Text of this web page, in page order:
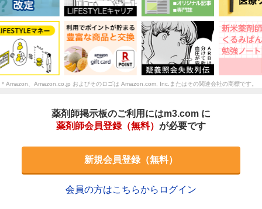
＊Amazon、Amazon.co.jp およびそのロゴは Amazon.com, Inc.またはその関連会社の商標です。
薬剤師掲示板のご利用にはm3.com に
薬剤師会員登録（無料） が必要です
新規会員登録（無料）
会員の方はこちらからログイン